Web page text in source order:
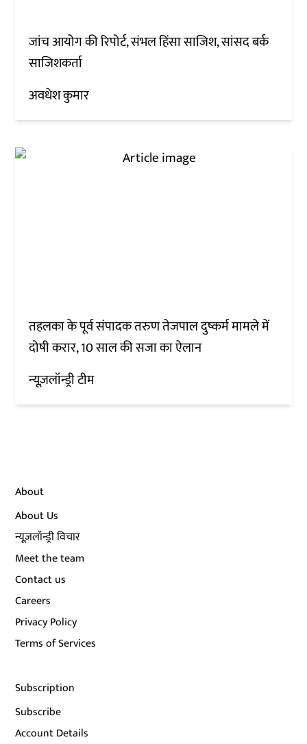
जांच आयोग की रिपोर्ट, संभल हिंसा साजिश, सांसद बर्क
साजिशकर्ता
अवधेश कुमार
तहलका के पूर्व संपादक तरुण तेजपाल दुष्कर्म मामले में
दोषी करार, 10 साल की सजा का ऐलान
न्यूज़लॉन्ड्री टीम
About
About Us
न्यूज़लॉन्ड्री विचार
Meet the team
Contact us
Careers
Privacy Policy
Terms of Services
Subscription
Subscribe
Account Details